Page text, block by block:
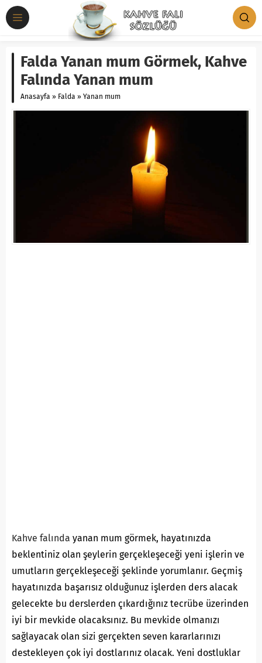
Falda Yanan mum Görmek, Kahve
Falında Yanan mum
Anasayfa » Falda » Yanan mum
Kahve falında yanan mum görmek, hayatınızda
beklentiniz olan şeylerin gerçekleşeceği yeni işlerin ve
umutların gerçekleşeceği şeklinde yorumlanır. Geçmiş
hayatınızda başarısız olduğunuz işlerden ders alacak
gelecekte bu derslerden çıkardığınız tecrübe üzerinden
iyi bir mevkide olacaksınız. Bu mevkide olmanızı
sağlayacak olan sizi gerçekten seven kararlarınızı
destekleyen çok iyi dostlarınız olacak. Yeni dostluklar